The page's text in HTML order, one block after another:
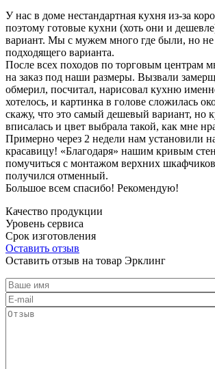
У нас в доме нестандартная кухня из-за
поэтому готовые кухни (хоть они и
вариант. Мы с мужем много где были, но
подходящего варианта.
После всех походов по торговым центрам
на заказ под наши размеры. Вызвали
обмерил, посчитал, нарисовал кухню
хотелось, и картинка в голове сложилась
скажу, что это самый дешевый вариант, но
вписалась и цвет выбрала такой, как мне
Примерно через 2 недели нам установили
красавицу! «Благодаря» нашим кривым
помучиться с монтажом верхних
получился отменный.
Большое всем спасибо! Рекомендую!
Качество продукции
Уровень сервиса
Срок изготовления
Оставить отзыв
Оставить отзыв на товар Эрклинг